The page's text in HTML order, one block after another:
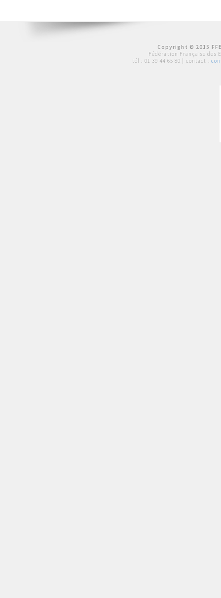
Copyright © 2015
Fédération Française des
tél : 01 39 44 65 80 | contact :